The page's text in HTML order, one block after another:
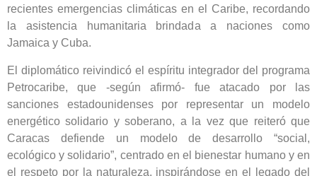
recientes emergencias climáticas en el Caribe, recordando
la asistencia humanitaria brindada a naciones como
Jamaica y Cuba.
El diplomático reivindicó el espíritu integrador del programa
Petrocaribe, que -según afirmó- fue atacado por las
sanciones estadounidenses por representar un modelo
energético solidario y soberano, a la vez que reiteró que
Caracas defiende un modelo de desarrollo “social,
ecológico y solidario”, centrado en el bienestar humano y en
el respeto por la naturaleza, inspirándose en el legado del